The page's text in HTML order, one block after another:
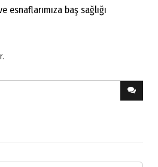
esnaflarımıza baş sağlığı